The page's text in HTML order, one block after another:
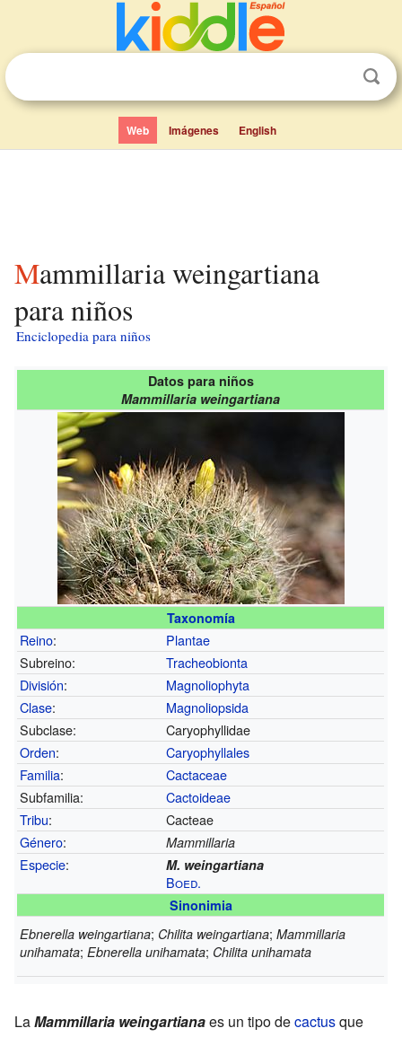
Web Imágenes English
Mammillaria weingartiana
para niños
Enciclopedia para niños
Datos para niños
Mammillaria weingartiana
Taxonomía
Reino:
Plantae
Subreino:
Tracheobionta
División:
Magnoliophyta
Clase:
Magnoliopsida
Subclase:
Caryophyllidae
Orden:
Caryophyllales
Familia:
Cactaceae
Subfamilia:
Cactoideae
Tribu:
Cacteae
Género: Mammillaria
Especie: M. weingartiana
Boed.
Sinonimia
Ebnerella weingartiana; Chilita weingartiana;Mammillaria
unihamata;Ebnerella unihamata; Chilita unihamata
LaMammillaria weingartianaes un tipo decactusque